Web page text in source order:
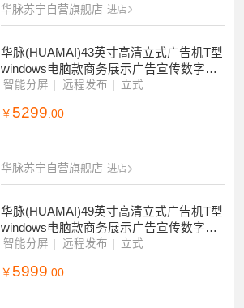
华脉苏宁自营旗舰店 进店
华脉(HUAMAI)43英寸高清立式广告机T型
windows电脑款商务展示广告宣传数字标
牌带分屏(非触控)
智能分屏 远程发布 立式
￥ 5299.00
华脉苏宁自营旗舰店 进店
华脉(HUAMAI)49英寸高清立式广告机T型
windows电脑款商务展示广告宣传数字标
牌带分屏(非触控)
智能分屏 远程发布 立式
￥ 5999 .00